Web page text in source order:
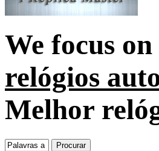
We focus on
relógios
Melhor